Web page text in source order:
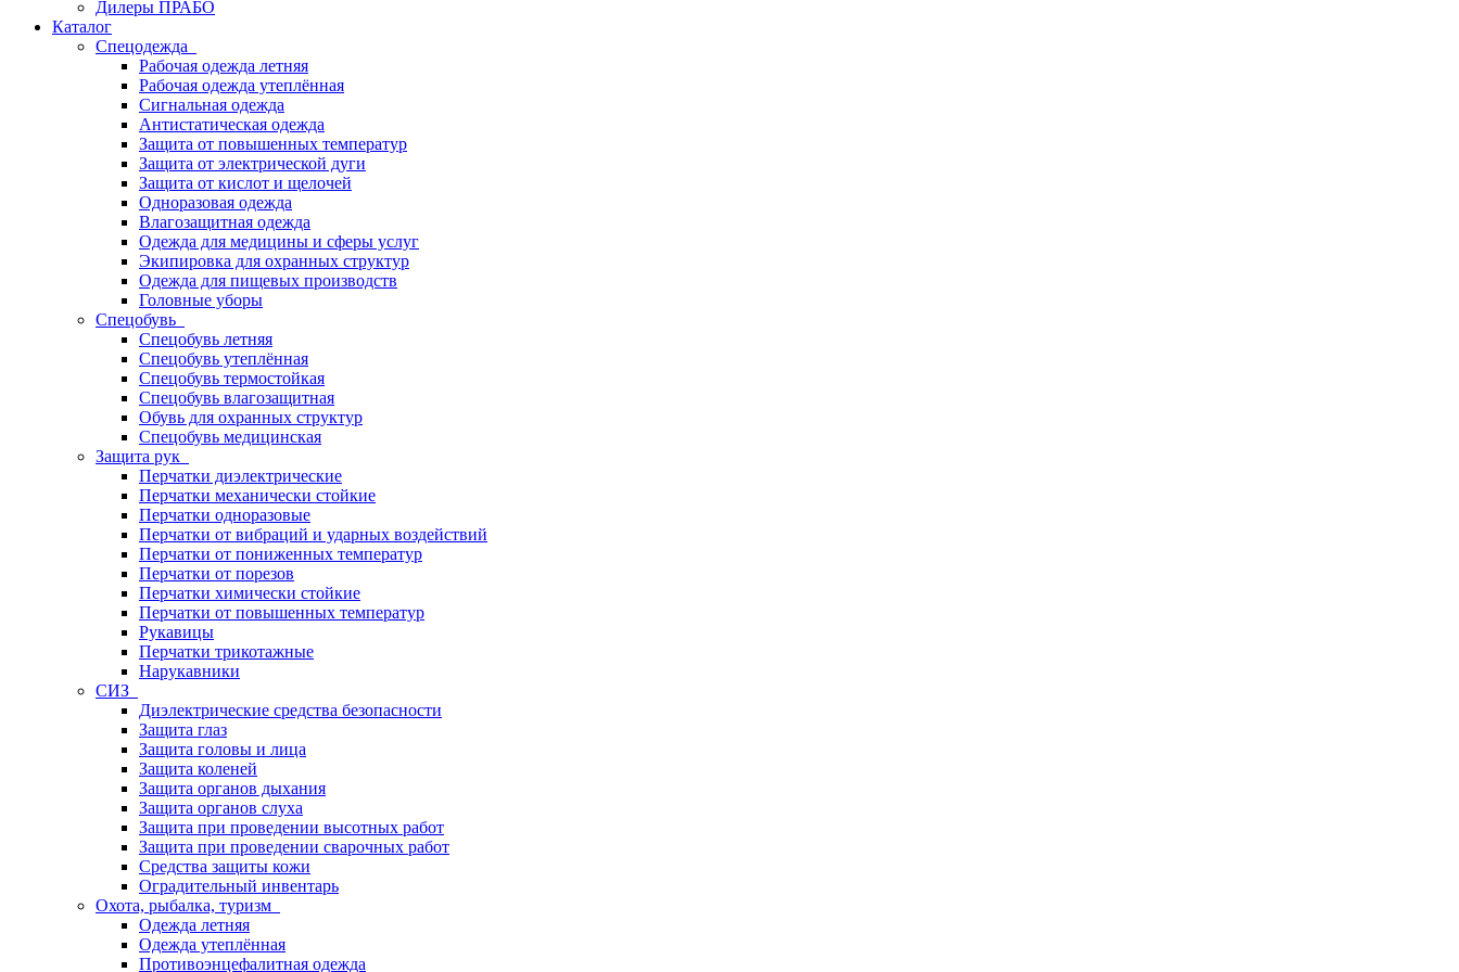
Дилеры ПРАБО
Каталог
Спецодежда
Рабочая одежда летняя
Рабочая одежда утеплённая
Сигнальная одежда
Антистатическая одежда
Защита от повышенных температур
Защита от электрической дуги
Защита от кислот и щелочей
Одноразовая одежда
Влагозащитная одежда
Одежда для медицины и сферы услуг
Экипировка для охранных структур
Одежда для пищевых производств
Головные уборы
Спецобувь
Спецобувь летняя
Спецобувь утеплённая
Спецобувь термостойкая
Спецобувь влагозащитная
Обувь для охранных структур
Спецобувь медицинская
Защита рук
Перчатки диэлектрические
Перчатки механически стойкие
Перчатки одноразовые
Перчатки от вибраций и ударных воздействий
Перчатки от пониженных температур
Перчатки от порезов
Перчатки химически стойкие
Перчатки от повышенных температур
Рукавицы
Перчатки трикотажные
Нарукавники
СИЗ
Диэлектрические средства безопасности
Защита глаз
Защита головы и лица
Защита коленей
Защита органов дыхания
Защита органов слуха
Защита при проведении высотных работ
Защита при проведении сварочных работ
Средства защиты кожи
Оградительный инвентарь
Охота, рыбалка, туризм
Одежда летняя
Одежда утеплённая
Противоэнцефалитная одежда